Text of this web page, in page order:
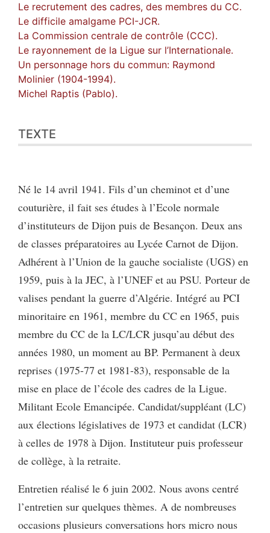
Le recrutement des cadres, des membres du CC.
Le difficile amalgame PCI-JCR.
La Commission centrale de contrôle (CCC).
Le rayonnement de la Ligue sur l’Internationale.
Un personnage hors du commun: Raymond
Molinier (1904-1994).
Michel Raptis (Pablo).
TEXTE
Né le 14 avril 1941. Fils d’un cheminot et d’une
couturière, il fait ses études à l’Ecole normale
d’instituteurs de Dijon puis de Besançon. Deux ans
de classes préparatoires au Lycée Carnot de Dijon.
Adhérent à l’Union de la gauche socialiste (UGS) en
1959, puis à la JEC, à l’UNEF et au PSU. Porteur de
valises pendant la guerre d’Algérie. Intégré au PCI
minoritaire en 1961, membre du CC en 1965, puis
membre du CC de la LC/LCR jusqu’au début des
années 1980, un moment au BP. Permanent à deux
reprises (1975-77 et 1981-83), responsable de la
mise en place de l’école des cadres de la Ligue.
Militant Ecole Emancipée. Candidat/suppléant (LC)
aux élections législatives de 1973 et candidat (LCR)
à celles de 1978 à Dijon. Instituteur puis professeur
de collège, à la retraite.
Entretien réalisé le 6 juin 2002. Nous avons centré
l’entretien sur quelques thèmes. A de nombreuses
occasions plusieurs conversations hors micro nous